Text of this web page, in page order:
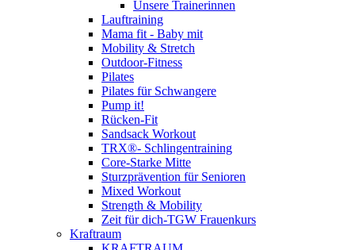
Unsere Trainerinnen
Lauftraining
Mama fit - Baby mit
Mobility & Stretch
Outdoor-Fitness
Pilates
Pilates für Schwangere
Pump it!
Rücken-Fit
Sandsack Workout
TRX®- Schlingentraining
Core-Starke Mitte
Sturzprävention für Senioren
Mixed Workout
Strength & Mobility
Zeit für dich-TGW Frauenkurs
Kraftraum